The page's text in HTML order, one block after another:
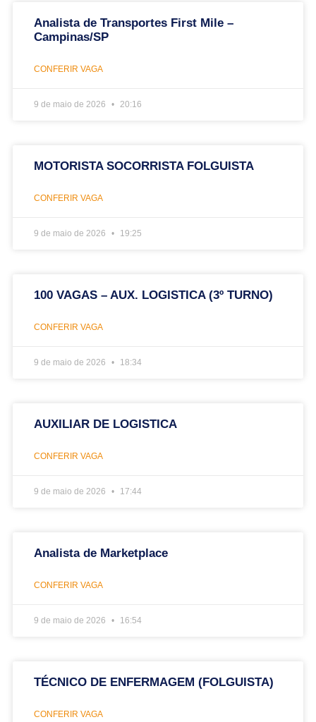
Analista de Transportes First Mile –
Campinas/SP
CONFERIR VAGA
9 de maio de 2026 20:16
MOTORISTA SOCORRISTA FOLGUISTA
CONFERIR VAGA
9 de maio de 2026 19:25
100 VAGAS – AUX. LOGISTICA (3º TURNO)
CONFERIR VAGA
9 de maio de 2026 18:34
AUXILIAR DE LOGISTICA
CONFERIR VAGA
9 de maio de 2026 17:44
Analista de Marketplace
CONFERIR VAGA
9 de maio de 2026 16:54
TÉCNICO DE ENFERMAGEM (FOLGUISTA)
CONFERIR VAGA